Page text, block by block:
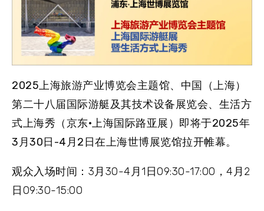
2025上海旅游产业博览会主题馆、中国（上海）
第二十八届国际游艇及其技术设备展览会、生活方
式上海秀（京东·上海国际路亚展） 即将于2025年
3月30日-4月2日在上海世博展览馆拉开帷幕。
观众入场时间 ：3月30-4月1日09:30-17:00，4月2
日09:30-15:00